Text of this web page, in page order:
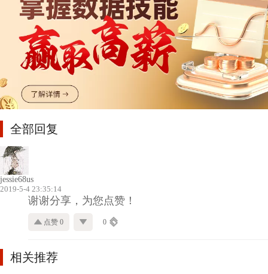
全部回复
jessie68us
2019-5-4 23:35:14
谢谢分享，为您点赞！
点赞 0 0
相关推荐